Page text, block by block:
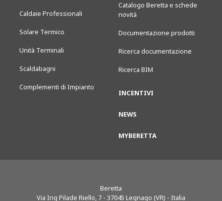
Caldaie Professionali
Solare Termico
Unità Terminali
Scaldabagni
Complementi di Impianto
Catalogo Beretta e schede
novità
Documentazione prodotti
Ricerca documentazione
Ricerca BIM
INCENTIVI
NEWS
MYBERETTA
Beretta
Via Ing Pilade Riello, 7 - 37045 Legnago (VR) - Italia